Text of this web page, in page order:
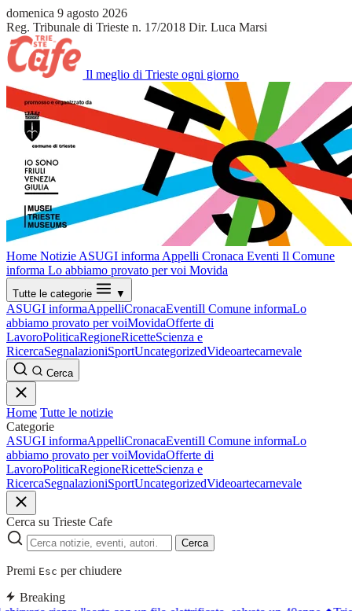
domenica 9 agosto 2026
Reg. Tribunale di Trieste n. 17/2018 Dir. Luca Marsi
Il meglio di Trieste ogni giorno
Home Notizie ASUGI informa Appelli Cronaca Eventi Il Comune
informa Lo abbiamo provato per voi Movida
Tutte le categorie ▼
ASUGI informaAppelliCronacaEventiIl Comune informaLo
abbiamo provato per voiMovidaOfferte di
LavoroPoliticaRegioneRicetteScienza e
RicercaSegnalazioniSportUncategorizedVideoartecarnevale
Cerca
Home Tutte le notizie
Categorie
ASUGI informaAppelliCronacaEventiIl Comune informaLo
abbiamo provato per voiMovidaOfferte di
LavoroPoliticaRegioneRicetteScienza e
RicercaSegnalazioniSportUncategorizedVideoartecarnevale
Cerca su Trieste Cafe
Cerca
Premi Esc per chiudere
Breaking